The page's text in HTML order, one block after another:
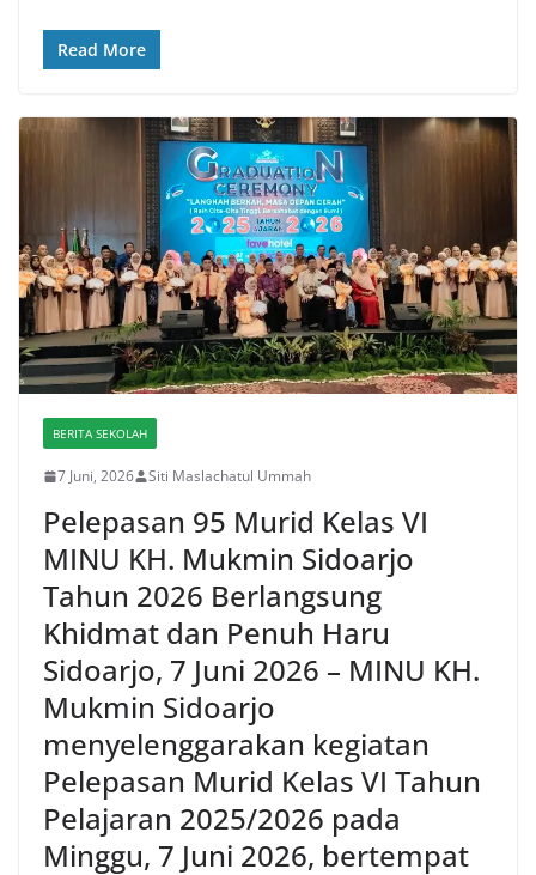
Read More
BERITA SEKOLAH
7 Juni, 2026 Siti Maslachatul Ummah
Pelepasan 95 Murid Kelas VI
MINU KH. Mukmin Sidoarjo
Tahun 2026 Berlangsung
Khidmat dan Penuh Haru
Sidoarjo, 7 Juni 2026 – MINU KH.
Mukmin Sidoarjo
menyelenggarakan kegiatan
Pelepasan Murid Kelas VI Tahun
Pelajaran 2025/2026 pada
Minggu, 7 Juni 2026, bertempat